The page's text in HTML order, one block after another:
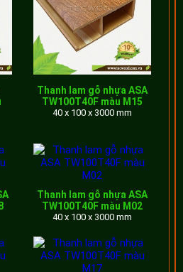
thanh lam gỗ nhựa ngoài trời
can hàng rào, giàn pergola trang
vv.
Thanh lam gỗ nhựa ASA
TW100T40F màu M15
40 x 100 x 3000 mm
Thanh lam gỗ nhựa ASA
TW100T40F màu M02
40 x 100 x 3000 mm